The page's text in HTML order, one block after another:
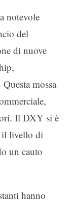
notevole
del
di nuove
mossa
Il DXY si è
il livello di
un cauto
hanno